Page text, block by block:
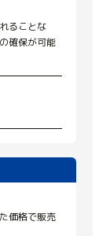
ることな
確保が可能
価格で販売